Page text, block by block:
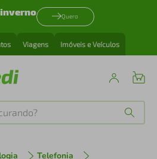
Quero
Viagens Imóveis e Veículos
Telefonia